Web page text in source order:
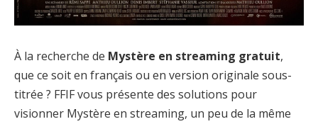
À la recherche de Mystère en streaming gratuit,
que ce soit en français ou en version originale sous-
titrée ? FFIF vous présente des solutions pour
visionner Mystère en streaming, un peu de la même